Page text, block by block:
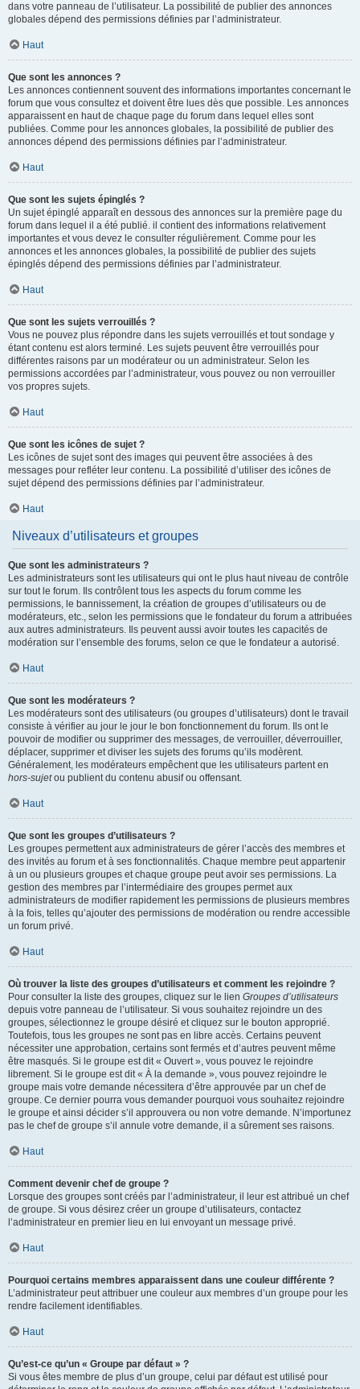
dans votre panneau de l’utilisateur. La possibilité de publier des annonces
globales dépend des permissions définies par l’administrateur.
Haut
Que sont les annonces ?
Les annonces contiennent souvent des informations importantes concernant le
forum que vous consultez et doivent être lues dès que possible. Les annonces
apparaissent en haut de chaque page du forum dans lequel elles sont
publiées. Comme pour les annonces globales, la possibilité de publier des
annonces dépend des permissions définies par l’administrateur.
Haut
Que sont les sujets épinglés ?
Un sujet épinglé apparaît en dessous des annonces sur la première page du
forum dans lequel il a été publié. il contient des informations relativement
importantes et vous devez le consulter régulièrement. Comme pour les
annonces et les annonces globales, la possibilité de publier des sujets
épinglés dépend des permissions définies par l’administrateur.
Haut
Que sont les sujets verrouillés ?
Vous ne pouvez plus répondre dans les sujets verrouillés et tout sondage y
étant contenu est alors terminé. Les sujets peuvent être verrouillés pour
différentes raisons par un modérateur ou un administrateur. Selon les
permissions accordées par l’administrateur, vous pouvez ou non verrouiller
vos propres sujets.
Haut
Que sont les icônes de sujet ?
Les icônes de sujet sont des images qui peuvent être associées à des
messages pour refléter leur contenu. La possibilité d’utiliser des icônes de
sujet dépend des permissions définies par l’administrateur.
Haut
Niveaux d’utilisateurs et groupes
Que sont les administrateurs ?
Les administrateurs sont les utilisateurs qui ont le plus haut niveau de contrôle
sur tout le forum. Ils contrôlent tous les aspects du forum comme les
permissions, le bannissement, la création de groupes d’utilisateurs ou de
modérateurs, etc., selon les permissions que le fondateur du forum a attribuées
aux autres administrateurs. Ils peuvent aussi avoir toutes les capacités de
modération sur l’ensemble des forums, selon ce que le fondateur a autorisé.
Haut
Que sont les modérateurs ?
Les modérateurs sont des utilisateurs (ou groupes d’utilisateurs) dont le travail
consiste à vérifier au jour le jour le bon fonctionnement du forum. Ils ont le
pouvoir de modifier ou supprimer des messages, de verrouiller, déverrouiller,
déplacer, supprimer et diviser les sujets des forums qu’ils modèrent.
Généralement, les modérateurs empêchent que les utilisateurs partent en
hors-sujetou publient du contenu abusif ou offensant.
Haut
Que sont les groupes d’utilisateurs ?
Les groupes permettent aux administrateurs de gérer l’accès des membres et
des invités au forum et à ses fonctionnalités. Chaque membre peut appartenir
à un ou plusieurs groupes et chaque groupe peut avoir ses permissions. La
gestion des membres par l’intermédiaire des groupes permet aux
administrateurs de modifier rapidement les permissions de plusieurs membres
à la fois, telles qu’ajouter des permissions de modération ou rendre accessible
un forum privé.
Haut
Où trouver la liste des groupes d’utilisateurs et comment les rejoindre ?
Pour consulter la liste des groupes, cliquez sur le lien Groupes d’utilisateurs
depuis votre panneau de l’utilisateur. Si vous souhaitez rejoindre un des
groupes, sélectionnez le groupe désiré et cliquez sur le bouton approprié.
Toutefois, tous les groupes ne sont pas en libre accès. Certains peuvent
nécessiter une approbation, certains sont fermés et d’autres peuvent même
être masqués. Si le groupe est dit « Ouvert », vous pouvez le rejoindre
librement. Si le groupe est dit « À la demande », vous pouvez rejoindre le
groupe mais votre demande nécessitera d’être approuvée par un chef de
groupe. Ce dernier pourra vous demander pourquoi vous souhaitez rejoindre
le groupe et ainsi décider s’il approuvera ou non votre demande. N’importunez
pas le chef de groupe s’il annule votre demande, il a sûrement ses raisons.
Haut
Comment devenir chef de groupe ?
Lorsque des groupes sont créés par l’administrateur, il leur est attribué un chef
de groupe. Si vous désirez créer un groupe d’utilisateurs, contactez
l’administrateur en premier lieu en lui envoyant un message privé.
Haut
Pourquoi certains membres apparaissent dans une couleur différente ?
L’administrateur peut attribuer une couleur aux membres d’un groupe pour les
rendre facilement identifiables.
Haut
Qu’est-ce qu’un « Groupe par défaut » ?
Si vous êtes membre de plus d’un groupe, celui par défaut est utilisé pour